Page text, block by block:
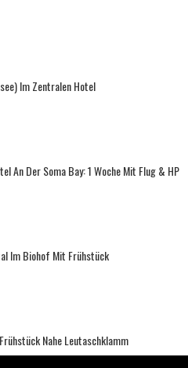
Im Zentralen Hotel
An Der Soma Bay: 1 Woche Mit Flug & HP
Im Biohof Mit Frühstück
Nahe Leutaschklamm